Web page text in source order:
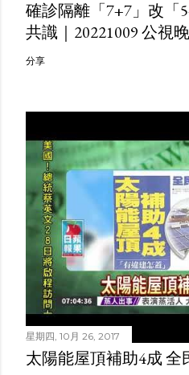
確診隔離「7+7」改「
共識｜20221009 公視
分享
星期四, 10月 26, 2017
太陽能屋頂補助4成 全